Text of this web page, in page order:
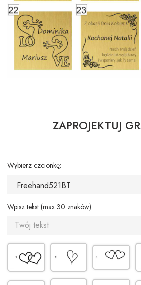
ZAPROJEKTUJ
Wybierz czcionkę:
Wpisz tekst (max 30 znaków):